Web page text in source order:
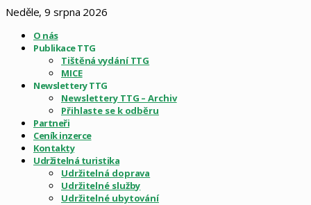
Neděle, 9 srpna 2026
O nás
Publikace TTG
Tištěná vydání TTG
MICE
Newslettery TTG
Newslettery TTG – Archiv
Přihlaste se k odběru
Partneři
Ceník inzerce
Kontakty
Udržitelná turistika
Udržitelná doprava
Udržitelné služby
Udržitelné ubytování